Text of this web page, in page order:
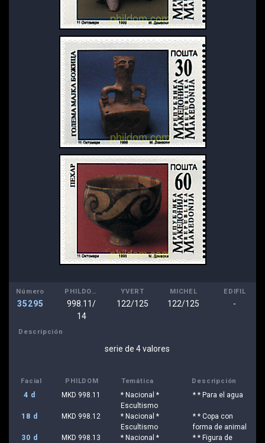
Número
35295
PHILDOM
998.11/
14
YVERT
122/125
MICHEL
122/125
EDIFIL
-
Descripción
serie de 4 valores
Facial PHILDOM Temática Descripción
4 d MKD 998.11
* Nacional *
Escultismo
* * Para el agua
18 d MKD 998.12
* Nacional *
Escultismo
* * Copa con
forma de animal
30 d
MKD 998.13
* Nacional *
* * Figura de